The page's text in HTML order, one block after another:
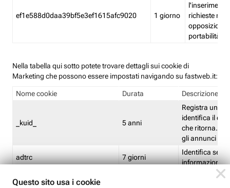
ef1e588d0daa39bf5e3ef1615afc9020 1 giorno
l'inserimento
richieste
opposizione
portabilità
Nella tabella qui sotto potete trovare dettagli sui cookie di
Marketing che possono essere impostati navigando su fastweb.it:
Nome cookie Durata Descrizione
_kuid_ 5 anni
Registra un ID
identifica il
che ritorna.
gli annunci
adtrc 7 giorni
Identifica se
informazioni
CFFC<TagID>
Limite di